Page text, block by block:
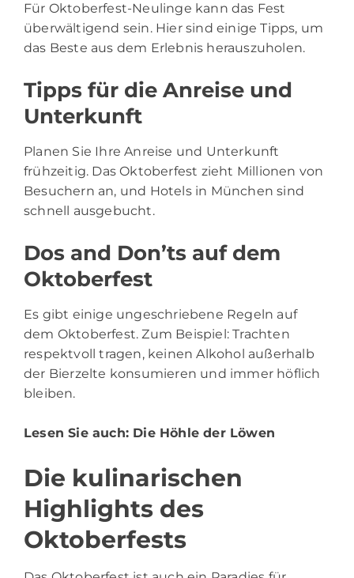
Für Oktoberfest-Neulinge kann das Fest
überwältigend sein. Hier sind einige Tipps, um
das Beste aus dem Erlebnis herauszuholen.
Tipps für die Anreise und
Unterkunft
Planen Sie Ihre Anreise und Unterkunft
frühzeitig. Das Oktoberfest zieht Millionen von
Besuchern an, und Hotels in München sind
schnell ausgebucht.
Dos and Don’ts auf dem
Oktoberfest
Es gibt einige ungeschriebene Regeln auf
dem Oktoberfest. Zum Beispiel: Trachten
respektvoll tragen, keinen Alkohol außerhalb
der Bierzelte konsumieren und immer höflich
bleiben.
Lesen Sie auch: Die Höhle der Löwen
Die kulinarischen
Highlights des
Oktoberfests